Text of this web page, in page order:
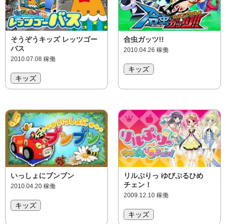
そうぞうキッズ レッツゴー
バス
2010.07.08 稼働
キッズ
合虫ガッツ!!
2010.04.26 稼働
キッズ
いっしょにブンブン
2010.04.20 稼働
キッズ
リルぷりっ ゆびぷるひめ
チェン！
2009.12.10 稼働
キッズ